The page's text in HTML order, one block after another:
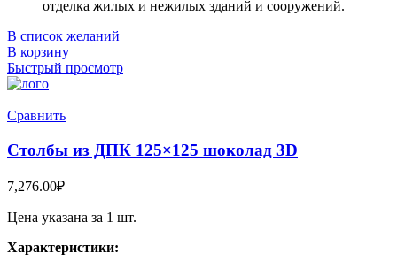
отделка жилых и нежилых зданий и сооружений.
В список желаний
В корзину
Быстрый просмотр
Сравнить
Столбы из ДПК 125×125 шоколад 3D
7,276.00₽
Цена указана за 1 шт.
Характеристики: